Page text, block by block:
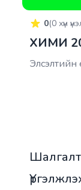
0(0 хүн
ХИМИ
Элсэлтийн